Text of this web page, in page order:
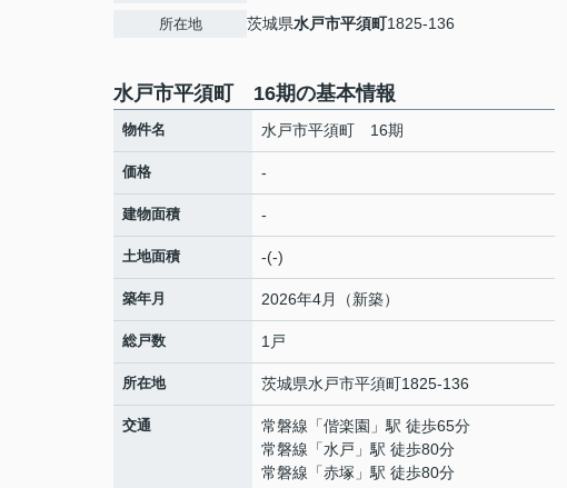
所在地 茨城県水戸市平須町1825-136
水戸市平須町 16期の基本情報
物件名 水戸市平須町 16期
価格 -
建物面積 -
土地面積 -(-)
築年月 2026年4月（新築）
総戸数 1戸
所在地 茨城県水戸市平須町1825-136
交通 常磐線 「偕楽園 」駅 徒歩65分
常磐線 「水戸 」駅 徒歩80分
常磐線 「赤塚 」駅 徒歩80分